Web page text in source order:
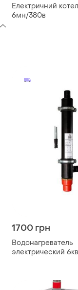
Електричний
6мн/380в
1700 грн
Водонагреватель
электрический